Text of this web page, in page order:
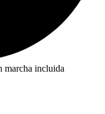
marcha incluida